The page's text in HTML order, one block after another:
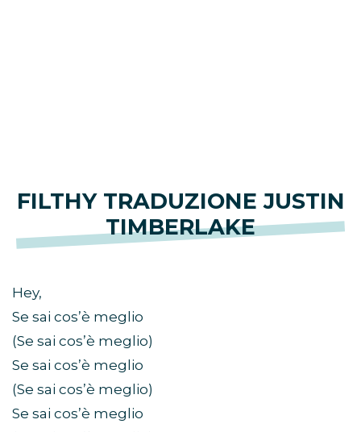
FILTHY TRADUZIONE JUSTIN
TIMBERLAKE
Hey,
Se sai cos’è meglio
(Se sai cos’è meglio)
Se sai cos’è meglio
(Se sai cos’è meglio)
Se sai cos’è meglio